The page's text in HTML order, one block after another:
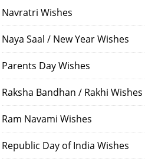
Navratri Wishes
Naya Saal / New Year Wishes
Parents Day Wishes
Raksha Bandhan / Rakhi Wishes
Ram Navami Wishes
Republic Day of India Wishes